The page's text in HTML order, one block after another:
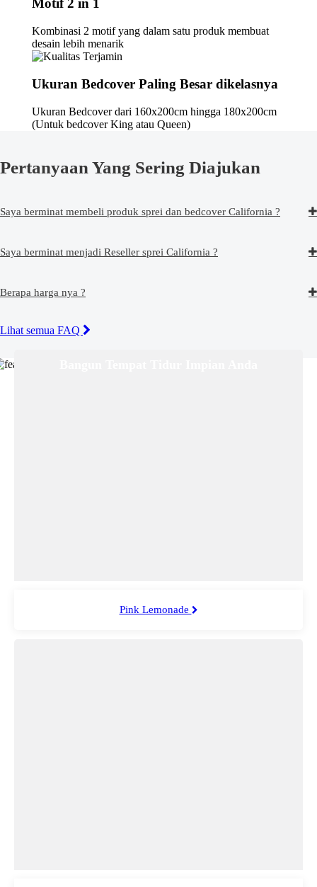
Motif 2 in 1
Kombinasi 2 motif yang dalam satu produk membuat
desain lebih menarik
Ukuran Bedcover Paling Besar dikelasnya
Ukuran Bedcover dari 160x200cm hingga 180x200cm
(Untuk bedcover King atau Queen)
Pertanyaan Yang Sering Diajukan
Saya berminat membeli produk sprei dan bedcover California ?
Saya berminat menjadi Reseller sprei California ?
Berapa harga nya ?
Lihat semua FAQ
Pink Lemonade